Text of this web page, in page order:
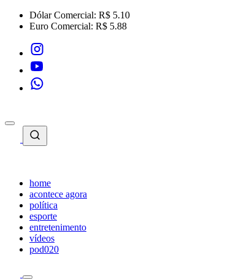
Dólar Comercial: R$ 5.10
Euro Comercial: R$ 5.88
home
acontece agora
política
esporte
entretenimento
vídeos
pod020